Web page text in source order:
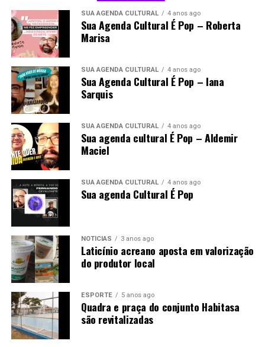
SUA AGENDA CULTURAL 4 anos ago
Sua Agenda Cultural É Pop – Roberta
Marisa
SUA AGENDA CULTURAL 4 anos ago
Sua Agenda Cultural É Pop – Iana
Sarquis
SUA AGENDA CULTURAL 4 anos ago
Sua agenda cultural É Pop – Aldemir
Maciel
SUA AGENDA CULTURAL 4 anos ago
Sua agenda Cultural É Pop
NOTÍCIAS 3 anos ago
Laticínio acreano aposta em valorização
do produtor local
ESPORTE 5 anos ago
Quadra e praça do conjunto Habitasa
são revitalizadas